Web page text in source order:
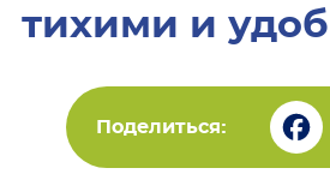
тихими и
Поделиться: